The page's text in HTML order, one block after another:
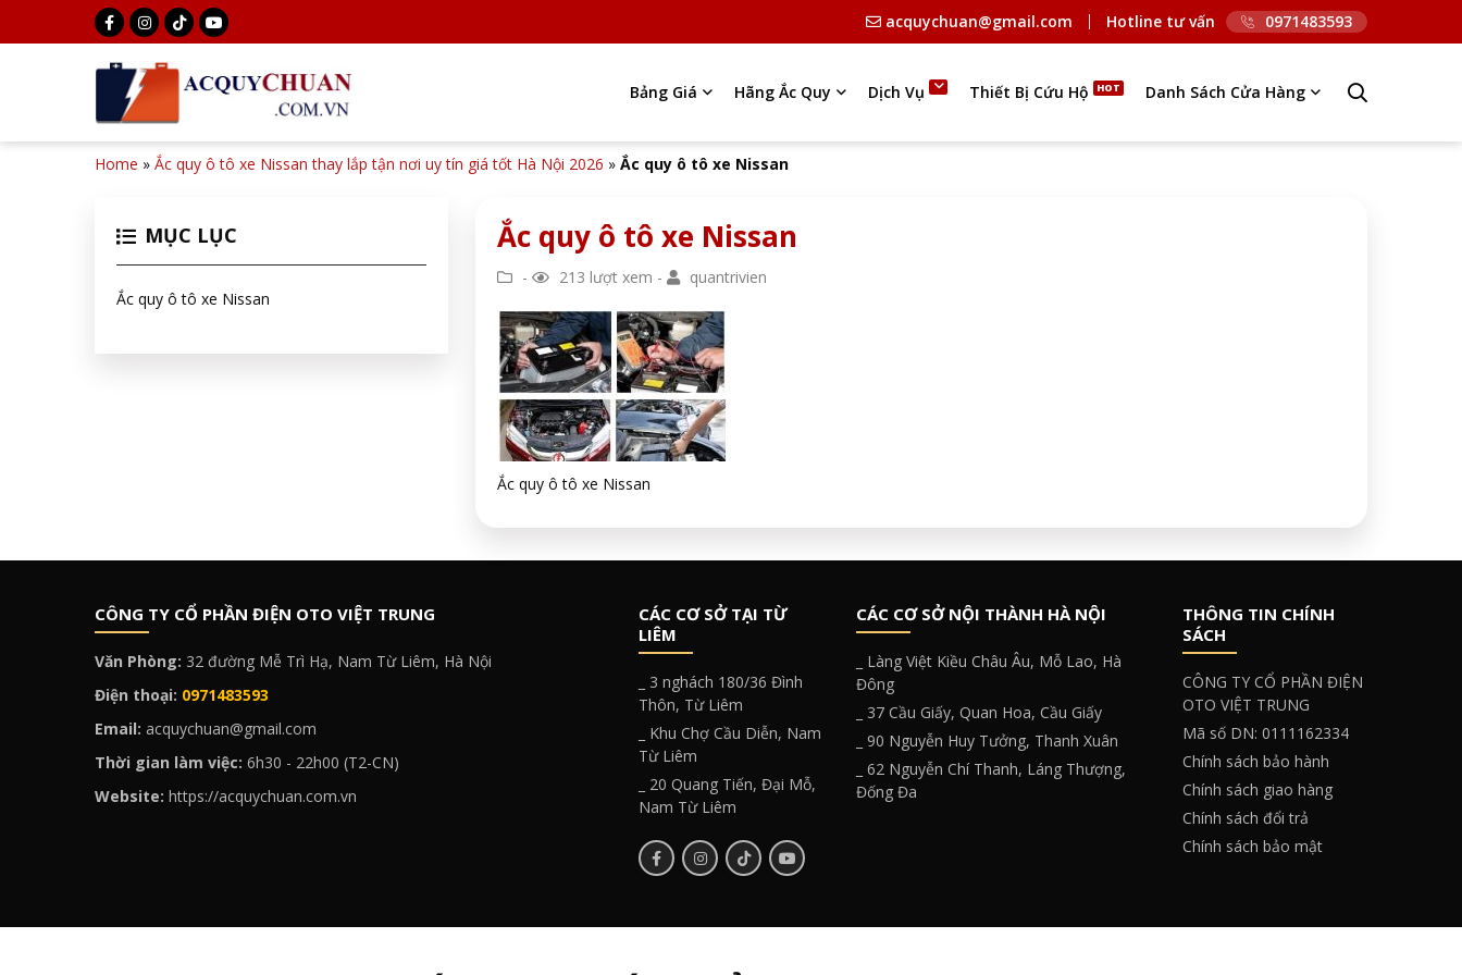
acquychuan@gmail.com Hotline tư vấn 0971483593
Bảng Giá Hãng Ắc Quy Dịch Vụ Thiết Bị Cứu Hộ Danh Sách Cửa Hàng
Home » Ắc quy ô tô xe Nissan thay lắp tận nơi uy tín giá tốt Hà Nội 2026 » Ắc quy ô tô xe Nissan
MỤC LỤC
Ắc quy ô tô xe Nissan
Ắc quy ô tô xe Nissan
- 213 lượt xem - quantrivien
Ắc quy ô tô xe Nissan
CÔNG TY CỔ PHẦN ĐIỆN OTO VIỆT TRUNG
Văn Phòng: 32 đường Mễ Trì Hạ, Nam Từ Liêm, Hà Nội
Điện thoại: 0971483593
Email: acquychuan@gmail.com
Thời gian làm việc: 6h30 - 22h00 (T2-CN)
Website: https://acquychuan.com.vn
CÁC CƠ SỞ TẠI TỪ
LIÊM
_ 3 nghách 180/36 Đình
Thôn, Từ Liêm
_ Khu Chợ Cầu Diễn, Nam
Từ Liêm
_ 20 Quang Tiến, Đại Mỗ,
Nam Từ Liêm
CÁC CƠ SỞ NỘI THÀNH HÀ NỘI
_ Làng Việt Kiều Châu Âu, Mỗ Lao, Hà
Đông
_ 37 Cầu Giấy, Quan Hoa, Cầu Giấy
_ 90 Nguyễn Huy Tưởng, Thanh Xuân
_ 62 Nguyễn Chí Thanh, Láng Thượng,
Đống Đa
THÔNG TIN CHÍNH
SÁCH
CÔNG TY CỔ PHẦN ĐIỆN
OTO VIỆT TRUNG
Mã số DN: 0111162334
Chính sách bảo hành
Chính sách giao hàng
Chính sách đổi trả
Chính sách bảo mật